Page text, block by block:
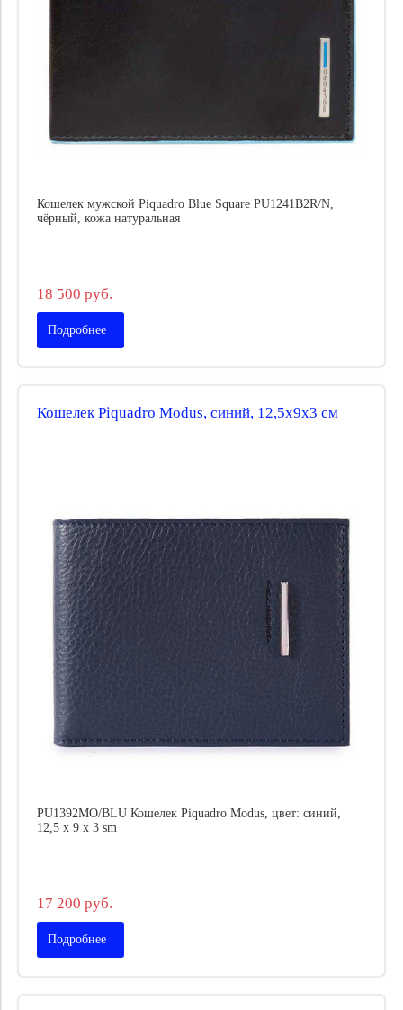
Кошелек мужской Piquadro Blue Square PU1241B2R/N,
чёрный, кожа натуральная
18 500 руб.
Подробнее
Кошелек Piquadro Modus, синий, 12,5х9х3 см
PU1392MO/BLU Кошелек Piquadro Modus, цвет: синий,
12,5 x 9 x 3 sm
17 200 руб.
Подробнее